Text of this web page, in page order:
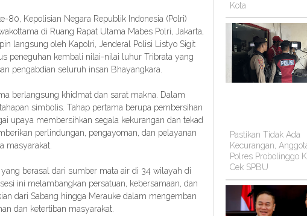
Kepolisian Negara Republik Indonesia (Polri)
di Ruang Rapat Utama Mabes Polri, Jakarta,
langsung oleh Kapolri, Jenderal Polisi Listyo Sigit
peneguhan kembali nilai-nilai luhur Tribrata yang
pengabdian seluruh insan Bhayangkara.
berlangsung khidmat dan sarat makna. Dalam
simbolis. Tahap pertama berupa pembersihan
upaya membersihkan segala kekurangan dan tekad
perlindungan, pengayoman, dan pelayanan
masyarakat.
berasal dari sumber mata air di 34 wilayah di
ini melambangkan persatuan, kebersamaan, dan
dari Sabang hingga Merauke dalam mengemban
dan ketertiban masyarakat.
Kota
Pastikan Tidak Ada
Kecurangan,
Polres Probolinggo
Cek SPBU